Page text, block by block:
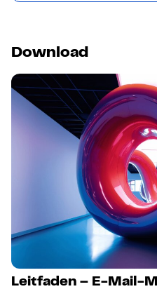
Download
Leitfaden – E-Mail-